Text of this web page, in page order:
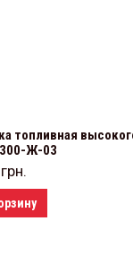
топливная
Ж-03
грн.